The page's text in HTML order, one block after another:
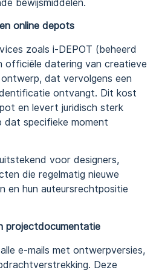
bewijsmiddelen.
online depots
zoals i-DEPOT (beheerd
officiële datering van creatieve
dat vervolgens een
ontvangt. Dit kost
en levert juridisch sterk
dat specifieke moment
voor designers,
die regelmatig nieuwe
en hun auteursrechtpositie
projectdocumentatie
e-mails met ontwerpversies,
Deze